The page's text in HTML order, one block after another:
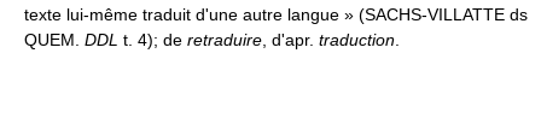
texte lui-même traduit d'une autre langue » (SACHS-VILLATTE ds
QUEM. DDL t. 4); de retraduire , d'apr. traduction